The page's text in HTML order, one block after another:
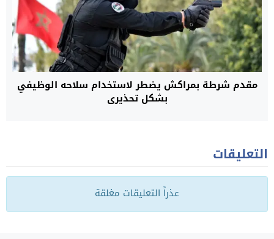
مقدم شرطة بمراكش يضطر لاستخدام سلاحه الوظيفي
بشكل تحذيري
التعليقات
عذراً التعليقات مغلقة